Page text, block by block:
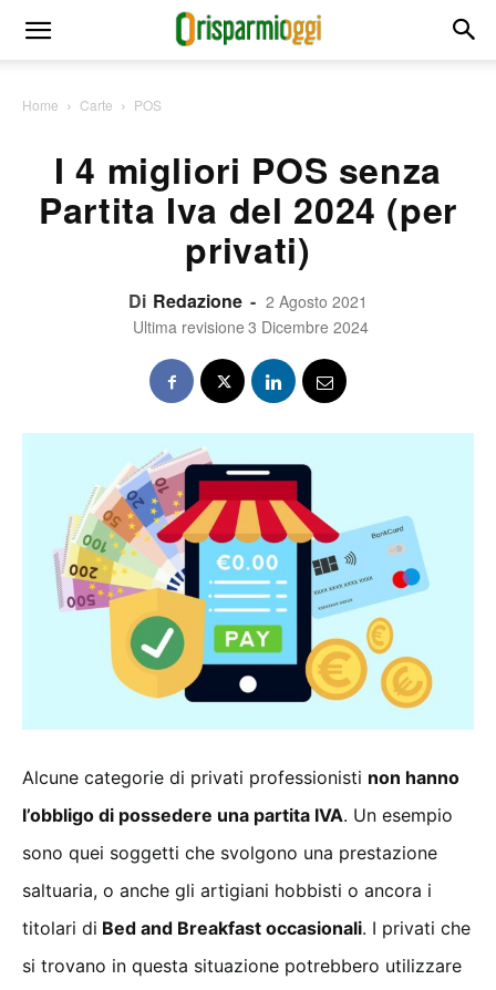
Home Carte POS
I 4 migliori POS senza
Partita Iva del 2024 (per
privati)
Di Redazione - 2 Agosto 2021
Ultima revisione 3 Dicembre 2024
Alcune categorie di privati professionisti non hanno
l’obbligo di possedere una partita IVA. Un esempio
sono quei soggetti che svolgono una prestazione
saltuaria, o anche gli artigiani hobbisti o ancora i
titolari di Bed and Breakfast occasionali. I privati che
si trovano in questa situazione potrebbero utilizzare